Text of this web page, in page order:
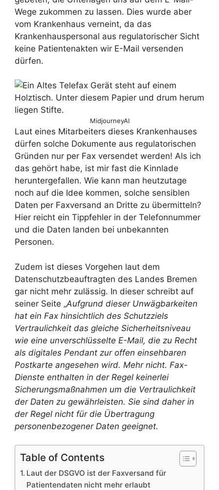
Wege zukommen zu lassen. Dies wurde aber
vom Krankenhaus verneint, da das
Krankenhauspersonal aus regulatorischer Sicht
keine Patientenakten wir E-Mail versenden
dürfen.
MidjourneyAI
Laut eines Mitarbeiters dieses Krankenhauses
dürfen solche Dokumente aus regulatorischen
Gründen nur per Fax versendet werden! Als ich
das gehört habe, ist mir fast die Kinnlade
heruntergefallen. Wie kann man heutzutage
noch auf die Idee kommen, solche sensiblen
Daten per Faxversand an Dritte zu übermitteln?
Hier reicht ein Tippfehler in der Telefonnummer
und die Daten landen bei unbekannten
Personen.
Zudem ist dieses Vorgehen laut dem
Datenschutzbeauftragten des Landes Bremen
gar nicht mehr zulässig. In dieser schreibt auf
seiner Seite „Aufgrund dieser Unwägbarkeiten
hat ein Fax hinsichtlich des Schutzziels
Vertraulichkeit das gleiche Sicherheitsniveau
wie eine unverschlüsselte E-Mail, die zu Recht
als digitales Pendant zur offen einsehbaren
Postkarte angesehen wird. Mehr nicht. Fax-
Dienste enthalten in der Regel keinerlei
Sicherungsmaßnahmen um die Vertraulichkeit
der Daten zu gewährleisten. Sie sind daher in
der Regel nicht für die Übertragung
personenbezogener Daten geeignet.
Table of Contents
Laut der DSGVO ist der Faxversand für
Patientendaten nicht mehr erlaubt